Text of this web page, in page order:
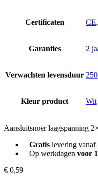
Certificaten CE,
Garanties 2
Verwachten levensduur
Kleur product Wit
Aansluitsnoer laagspanning
Gratislevering vanaf
Op werkdagen voor
€ 0,59